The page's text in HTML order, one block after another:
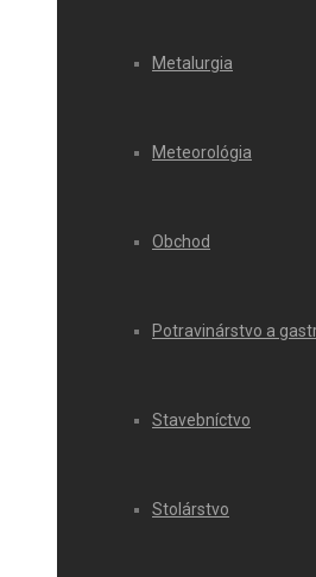
Metalurgia
Meteorológia
Obchod
Potravinárstvo a
Stavebníctvo
Stolárstvo